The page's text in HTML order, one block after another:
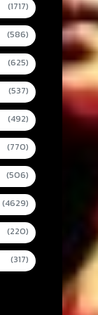
(1717)
(586)
(625)
(537)
(492)
(770)
(506)
(4629)
(220)
(317)